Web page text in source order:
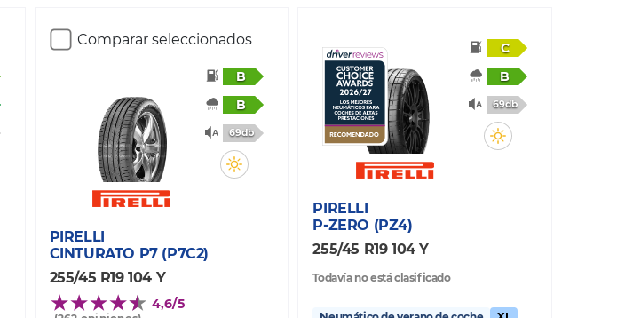
Comparar seleccionados
B
B
69db
PIRELLI
CINTURATO P7 (P7C2)
255/45 R19 104 Y
4,6/5
C
B
69db
PIRELLI
P-ZERO (PZ4)
255/45 R19 104 Y
Todavía no está clasificado